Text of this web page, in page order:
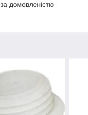
домовленістю